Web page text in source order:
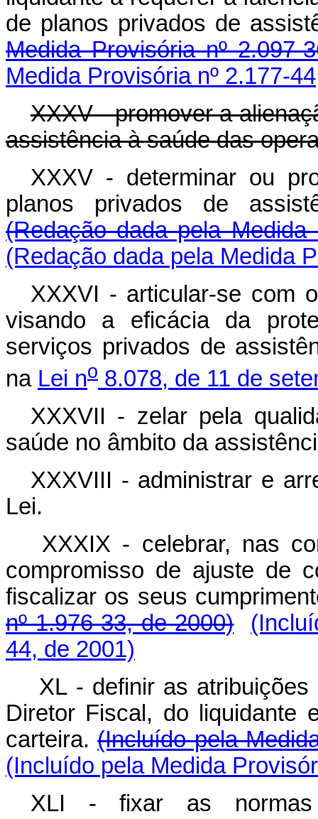
de planos privados de
Medida Provisória nº 2.097-
Medida Provisória nº 2.177-
XXXV - promover a
assistência à saúde das
XXXV - determinar ou
planos privados de
(Redação dada pela
(Redação dada pela Medida
XXXVI - articular-se com
visando a eficácia da
serviços privados de
na Lei no 8.078, de 11 de
XXXVII - zelar pela
saúde no âmbito da
XXXVIII - administrar e
Lei.
XXXIX - celebrar, nas
compromisso de ajuste de
fiscalizar os seus
nº 1.976-33, de 2000)
44, de 2001)
XL - definir as
Diretor Fiscal, do liquidante
carteira.(Incluído pela
(Incluído pela Medida
XLI - fixar as normas